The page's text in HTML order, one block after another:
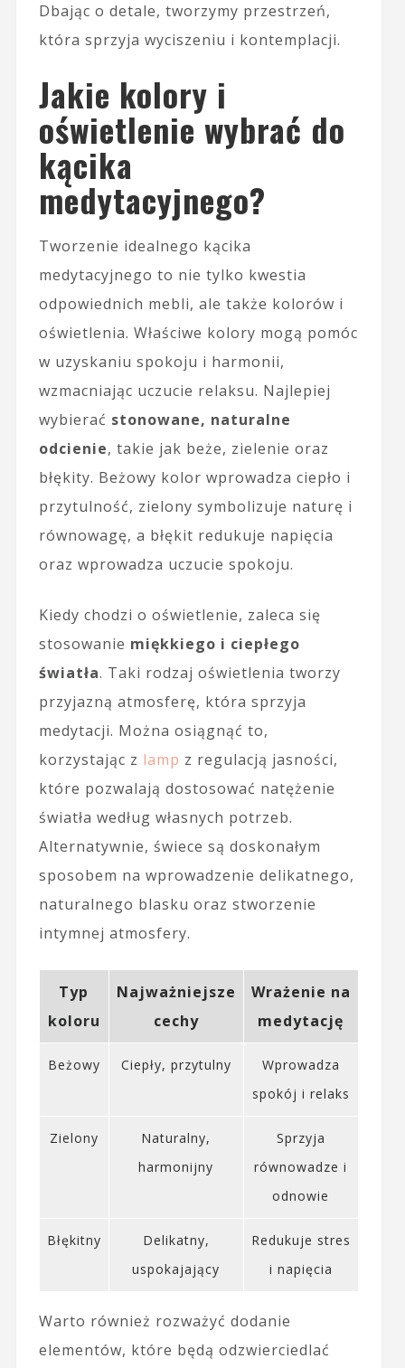
Dbając o detale, tworzymy przestrzeń,
która sprzyja wyciszeniu i kontemplacji.
Jakie kolory i
oświetlenie wybrać do
kącika
medytacyjnego?
Tworzenie idealnego kącika
medytacyjnego to nie tylko kwestia
odpowiednich mebli, ale także kolorów i
oświetlenia. Właściwe kolory mogą pomóc
w uzyskaniu spokoju i harmonii,
wzmacniając uczucie relaksu. Najlepiej
wybierać stonowane, naturalne
odcienie, takie jak beże, zielenie oraz
błękity. Beżowy kolor wprowadza ciepło i
przytulność, zielony symbolizuje naturę i
równowagę, a błękit redukuje napięcia
oraz wprowadza uczucie spokoju.
Kiedy chodzi o oświetlenie, zaleca się
stosowanie miękkiego i ciepłego
światła. Taki rodzaj oświetlenia tworzy
przyjazną atmosferę, która sprzyja
medytacji. Można osiągnąć to,
korzystając z lamp z regulacją jasności,
które pozwalają dostosować natężenie
światła według własnych potrzeb.
Alternatywnie, świece są doskonałym
sposobem na wprowadzenie delikatnego,
naturalnego blasku oraz stworzenie
intymnej atmosfery.
Typ
koloru
Najważniejsze
cechy
Wrażenie na
medytację
Beżowy Ciepły, przytulny
Wprowadza
spokój i relaks
Zielony
Naturalny,
harmonijny
Sprzyja
równowadze i
odnowie
Błękitny
Delikatny,
uspokajający
Redukuje stres
i napięcia
Warto również rozważyć dodanie
elementów, które będą odzwierciedlać